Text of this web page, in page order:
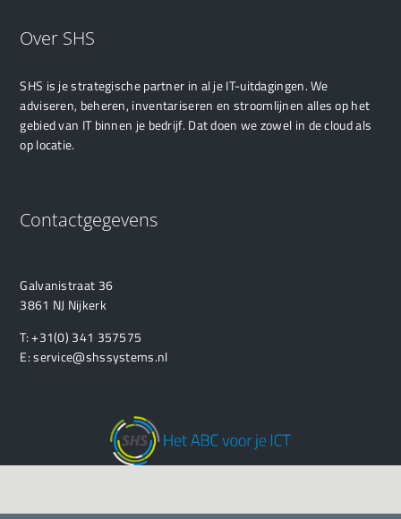
Over SHS
SHS is je strategische partner in al je IT-uitdagingen. We
adviseren, beheren, inventariseren en stroomlijnen alles op het
gebied van IT binnen je bedrijf. Dat doen we zowel in de cloud als
op locatie.
Contactgegevens
Galvanistraat 36
3861 NJ Nijkerk
T:+31(0) 341 357575
E:service@shssystems.nl